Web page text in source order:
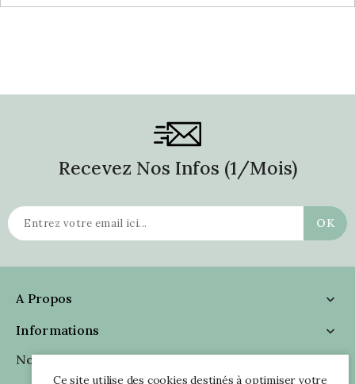
Recevez Nos Infos (1/mois)
A Propos

Informations

Nous Suivre

Ce site utilise des cookies destinés à optimiser votre